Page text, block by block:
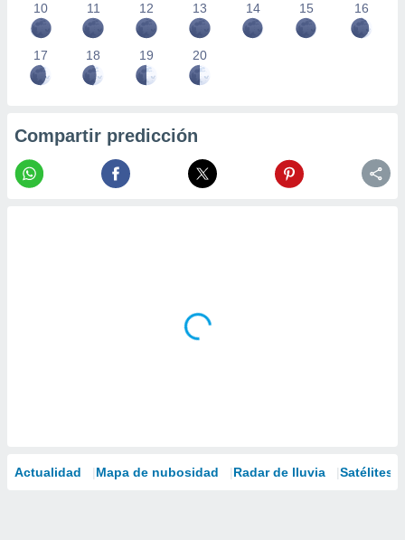
10 11 12 13 14 15 16
17 18 19 20
Compartir predicción
Actualidad Mapa de nubosidad Radar de lluvia Satélites